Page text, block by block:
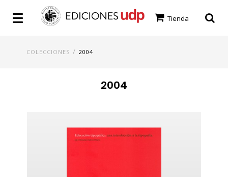
Tienda
COLECCIONES /2004
2004